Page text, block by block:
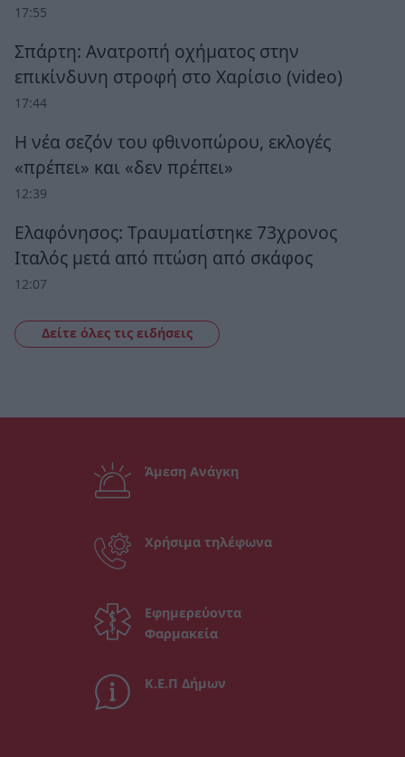
17:55
Σπάρτη: Ανατροπή οχήματος στην
επικίνδυνη στροφή στο Χαρίσιο (video)
17:44
Η νέα σεζόν του φθινοπώρου, εκλογές
«πρέπει» και «δεν πρέπει»
12:39
Ελαφόνησος: Τραυματίστηκε 73χρονος
Ιταλός μετά από πτώση από σκάφος
12:07
Δείτε όλες τις ειδήσεις
Άμεση Ανάγκη
Χρήσιμα τηλέφωνα
Εφημερεύοντα
Φαρμακεία
Κ.Ε.Π Δήμων